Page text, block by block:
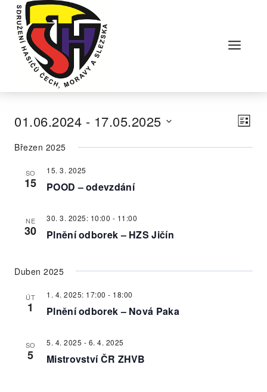
Skip
content
01.06.2024 - 17.05.2025
datum.
Březen 2025
SO
15
15. 3. 2025
POOD – odevzdání
NE
30
30. 3. 2025: 10:00 - 11:00
Plnění odborek – HZS Jičín
Duben 2025
ÚT
1
1. 4. 2025: 17:00 - 18:00
Plnění odborek – Nová Paka
SO
5
5. 4. 2025 - 6. 4. 2025
Mistrovství ČR ZHVB